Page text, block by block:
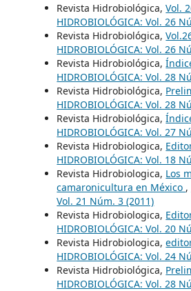
Revista Hidrobiológica,Vol.
HIDROBIOLÓGICA: Vol. 26
Revista Hidrobiológica,
HIDROBIOLÓGICA: Vol. 26
Revista Hidrobiológica,
HIDROBIOLÓGICA: Vol. 28
Revista Hidrobiológica,
HIDROBIOLÓGICA: Vol. 28
Revista Hidrobiológica,
HIDROBIOLÓGICA: Vol. 27
Revista Hidrobiologica,
HIDROBIOLÓGICA: Vol. 18
Revista Hidrobiologica, Los
camaronicultura en México ,
Vol. 21 Núm. 3 (2011)
Revista Hidrobiologica,
HIDROBIOLÓGICA: Vol. 20
Revista Hidrobiologica,
HIDROBIOLÓGICA: Vol. 24
Revista Hidrobiológica,
HIDROBIOLÓGICA: Vol. 28